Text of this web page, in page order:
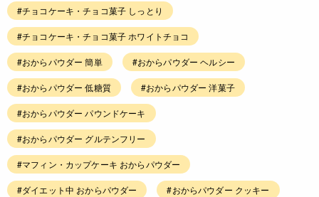
#チョコケーキ・チョコ菓子 しっとり
#チョコケーキ・チョコ菓子 ホワイトチョコ
#おからパウダー 簡単 #おからパウダー ヘルシー
#おからパウダー 低糖質 #おからパウダー 洋菓子
#おからパウダー パウンドケーキ
#おからパウダー グルテンフリー
#マフィン・カップケーキ おからパウダー
#ダイエット中 おからパウダー #おからパウダー クッキー